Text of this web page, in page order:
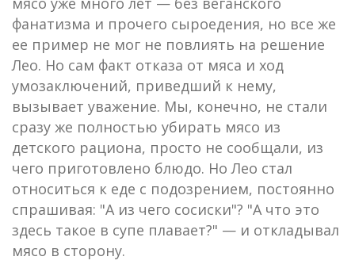
фанатизма и прочего сыроедения, но все же
ее пример не мог не повлиять на решение
Лео. Но сам факт отказа от мяса и ход
умозаключений, приведший к нему,
вызывает уважение. Мы, конечно, не стали
сразу же полностью убирать мясо из
детского рациона, просто не сообщали, из
чего приготовлено блюдо. Но Лео стал
относиться к еде с подозрением, постоянно
спрашивая: "А из чего сосиски"? "А что это
здесь такое в супе плавает?" — и откладывал
мясо в сторону.